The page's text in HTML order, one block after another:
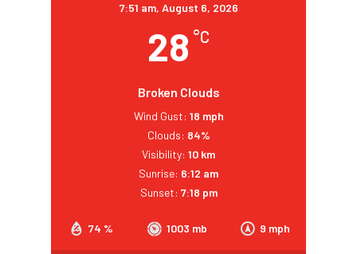
7:51 am, August 6, 2026
28 °C
Broken Clouds
74 % 1003 mb 9 mph
Wind Gust: 18 mph
Clouds: 84%
Visibility: 10 km
Sunrise: 6:12 am
Sunset: 7:18 pm